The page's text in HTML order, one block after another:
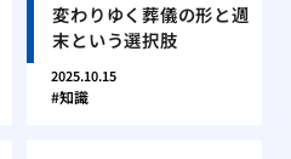
変わりゆく葬儀の形と週
末という選択肢
2025.10.15
知識